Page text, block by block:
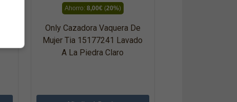
Ahorro: 8,00€(20%)
Only Cazadora Vaquera De
Mujer Tia 15177241 Lavado
A La Piedra Claro